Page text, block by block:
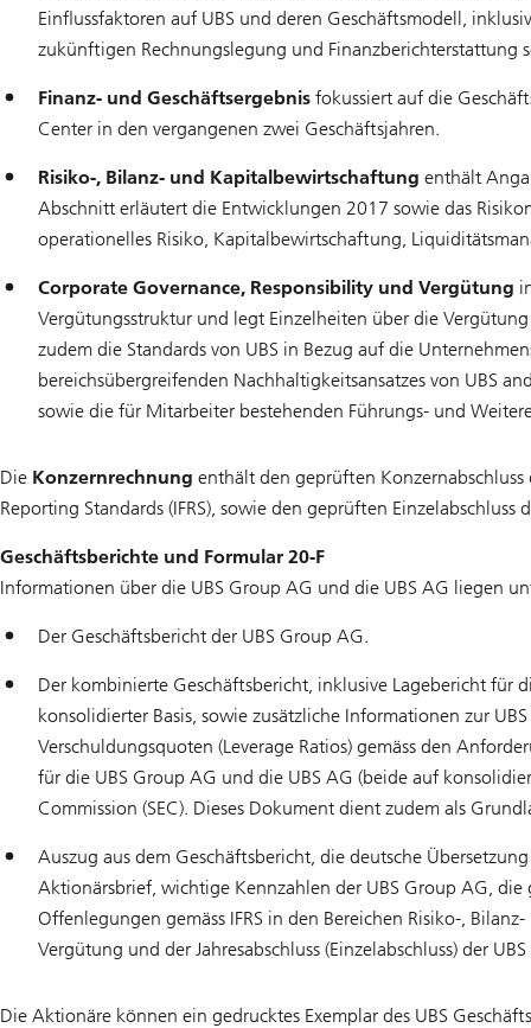
Einflussfaktoren auf UBS und deren Geschäftsmodell,
zukünftigen Rechnungslegung und Finanzberichterstattung
Finanz- und Geschäftsergebnis fokussiert auf die
Center in den vergangenen zwei Geschäftsjahren.
Risiko-, Bilanz- und Kapitalbewirtschaftung enthält
Abschnitt erläutert die Entwicklungen 2017 sowie das
operationelles Risiko, Kapitalbewirtschaftung,
Corporate Governance, Responsibility und Vergütung
Vergütungsstruktur und legt Einzelheiten über die
zudem die Standards von UBS in Bezug auf die
bereichsübergreifenden Nachhaltigkeitsansatzes von UBS
sowie die für Mitarbeiter bestehenden Führungs- und
Die Konzernrechnung enthält den geprüften
Reporting Standards (IFRS), sowie den geprüften
Geschäftsberichte und Formular 20-F
Informationen über die UBS Group AG und die UBS AG liegen
Der Geschäftsbericht der UBS Group AG.
Der kombinierte Geschäftsbericht, inklusive Lagebericht für
konsolidierter Basis, sowie zusätzliche Informationen zur
Verschuldungsquoten (Leverage Ratios) gemäss den
für die UBS Group AG und die UBS AG (beide auf
Commission (SEC). Dieses Dokument dient zudem als
Auszug aus dem Geschäftsbericht, die deutsche
Aktionärsbrief, wichtige Kennzahlen der UBS Group AG,
Offenlegungen gemäss IFRS in den Bereichen Risiko-,
Vergütung und der Jahresabschluss (Einzelabschluss) der
Die Aktionäre können ein gedrucktes Exemplar des UBS